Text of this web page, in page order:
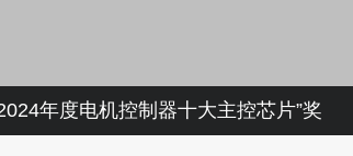
年度电机控制器十大主控芯片”奖